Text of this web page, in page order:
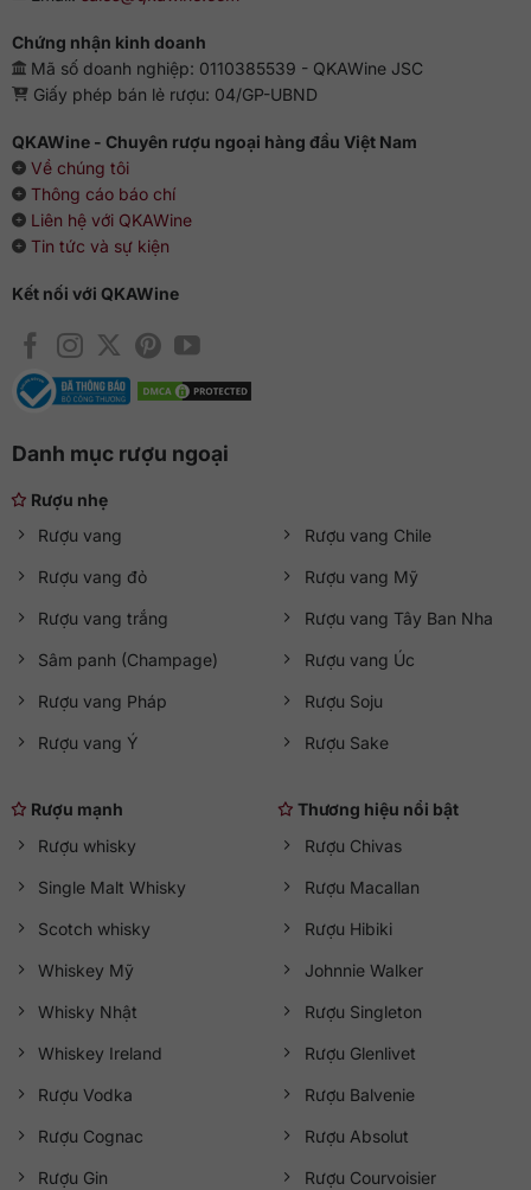
Chứng nhận kinh doanh
Mã số doanh nghiệp: 0110385539 - QKAWine JSC
Giấy phép bán lẻ rượu: 04/GP-UBND
QKAWine - Chuyên rượu ngoại hàng đầu Việt Nam
Về chúng tôi
Thông cáo báo chí
Liên hệ với QKAWine
Tin tức và sự kiện
Kết nối với QKAWine
Danh mục rượu ngoại
Rượu nhẹ
Rượu vang
Rượu vang đỏ
Rượu vang trắng
Sâm panh (Champage)
Rượu vang Pháp
Rượu vang Ý
Rượu vang Chile
Rượu vang Mỹ
Rượu vang Tây Ban Nha
Rượu vang Úc
Rượu Soju
Rượu Sake
Rượu mạnh
Rượu whisky
Single Malt Whisky
Scotch whisky
Whiskey Mỹ
Whisky Nhật
Whiskey Ireland
Rượu Vodka
Rượu Cognac
Rượu Gin
Thương hiệu nổi bật
Rượu Chivas
Rượu Macallan
Rượu Hibiki
Johnnie Walker
Rượu Singleton
Rượu Glenlivet
Rượu Balvenie
Rượu Absolut
Rượu Courvoisier